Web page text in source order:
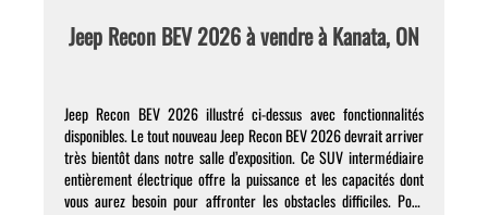
Jeep Recon BEV 2026 à vendre à Kanata, ON
Jeep Recon BEV 2026 illustré ci-dessus avec fonctionnalités
disponibles. Le tout nouveau Jeep Recon BEV 2026 devrait arriver
très bientôt dans notre salle d’exposition. Ce SUV intermédiaire
entièrement électrique offre la puissance et les capacités dont
vous aurez besoin pour affronter les obstacles difficiles. Pour